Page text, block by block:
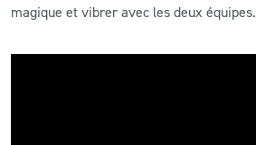
magique et vibrer avec les deux équipes.